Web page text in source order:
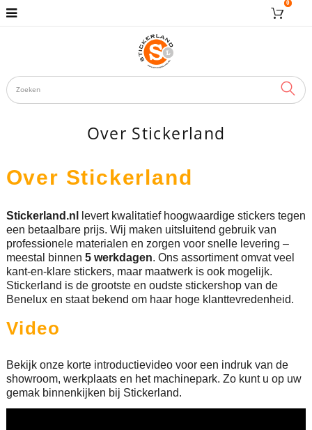
0
Over Stickerland
Over Stickerland
Stickerland.nl
levert kwalitatief hoogwaardige stickers tegen
een betaalbare prijs. Wij maken uitsluitend gebruik van
professionele materialen en zorgen voor snelle levering –
meestal binnen 5 werkdagen. Ons assortiment omvat veel
kant-en-klare stickers, maar maatwerk is ook mogelijk.
Stickerland is de grootste en oudste stickershop van de
Benelux en staat bekend om haar hoge klanttevredenheid.
Video
Bekijk onze korte introductievideo voor een indruk van de
showroom, werkplaats en het machinepark. Zo kunt u op uw
gemak binnenkijken bij Stickerland.